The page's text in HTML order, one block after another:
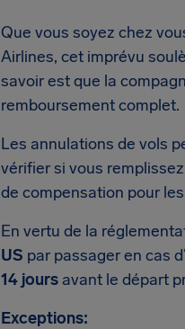
Que vous soyez chez
Airlines, cet imprévu
savoir est que la
remboursement complet.
Les annulations de vols
vérifier si vous
de compensation pour
En vertu de la
US par passager en cas
14 jours avant le départ
Exceptions: